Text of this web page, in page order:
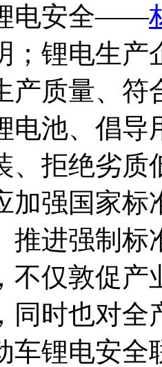
电安全——
；锂电生产
产质量、符
电池、倡导
、拒绝劣质
加强国家
推进强制标
不仅敦促产
同时也对
车锂电安全